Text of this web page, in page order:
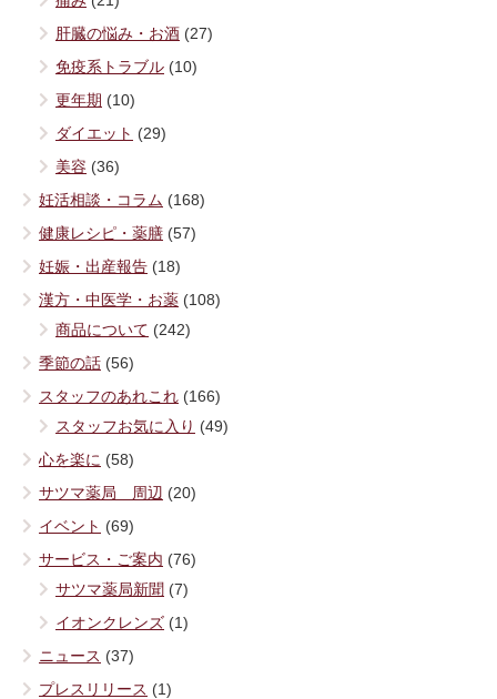
肝臓の悩み・お酒 (27)
免疫系トラブル (10)
更年期 (10)
ダイエット (29)
美容 (36)
妊活相談・コラム (168)
健康レシピ・薬膳 (57)
妊娠・出産報告 (18)
漢方・中医学・お薬 (108)
商品について (242)
季節の話 (56)
スタッフのあれこれ (166)
スタッフお気に入り (49)
心を楽に (58)
サツマ薬局 周辺 (20)
イベント (69)
サービス・ご案内 (76)
サツマ薬局新聞 (7)
イオンクレンズ (1)
ニュース (37)
プレスリリース (1)